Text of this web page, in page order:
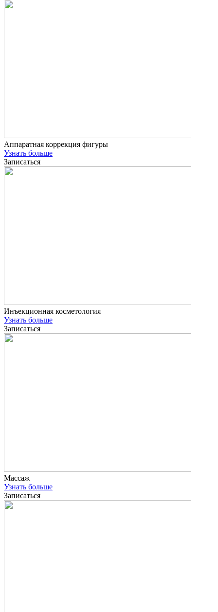
Аппаратная коррекция фигуры
Узнать больше
Записаться
Инъекционная косметология
Узнать больше
Записаться
Массаж
Узнать больше
Записаться